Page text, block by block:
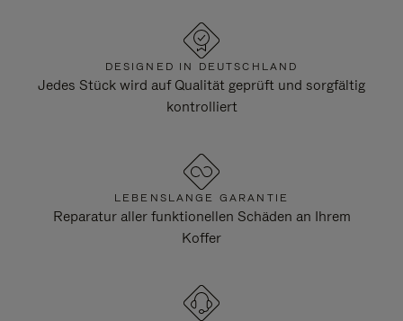
DESIGNED IN DEUTSCHLAND
Jedes Stück wird auf Qualität geprüft und sorgfältig
kontrolliert
LEBENSLANGE GARANTIE
Reparatur aller funktionellen Schäden an Ihrem
Koffer